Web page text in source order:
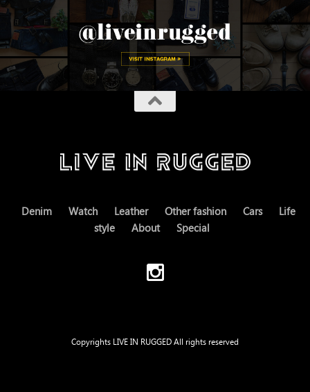
Denim Watch Leather Other fashion Cars
Life
style
About Special
Copyrights LIVE IN RUGGED All rights reserved